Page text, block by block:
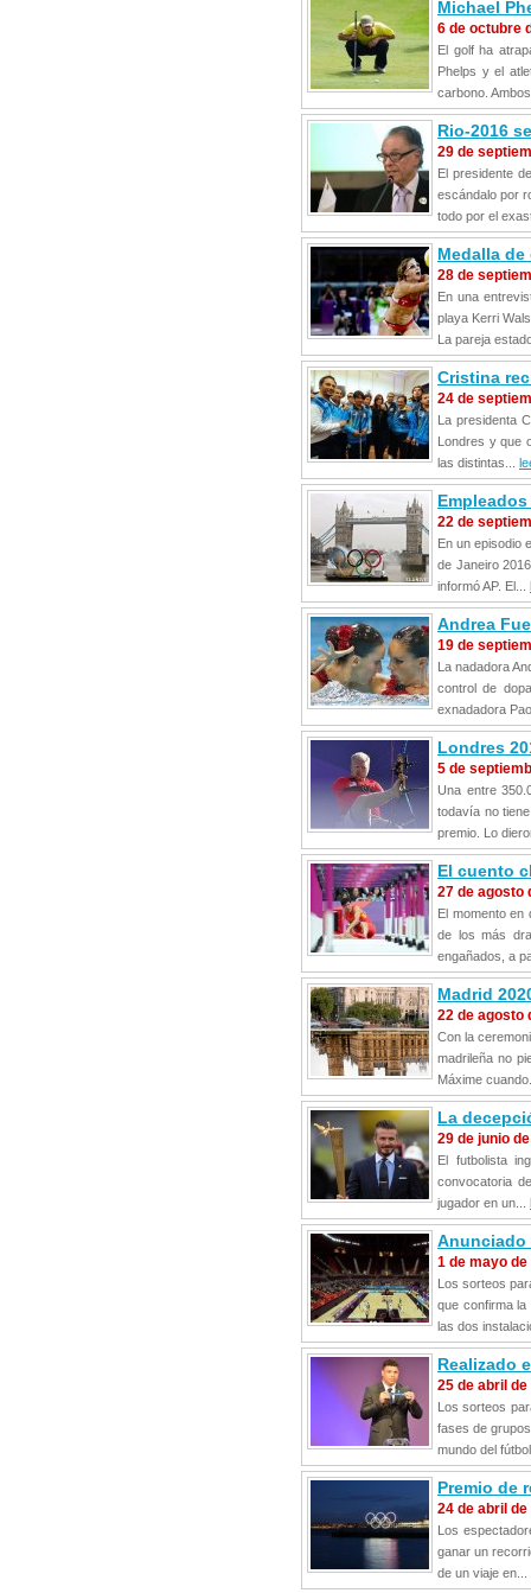
Michael
6 de octubre
El golf ha
Phelps y el
carbono.
Rio-2016
29 de
El presidente
escándalo por
todo por el
Medalla
28 de
En una
playa Kerri
La pareja
Cristina
24 de
La presidenta
Londres y que
las distintas...
22 de
En un episodio
de Janeiro
informó AP. El...
Andrea
19 de
La nadadora
control de
exnadadora
Londres
5 de
Una entre
todavía no
premio. Lo
El cuento
27 de agosto
El momento en
de los más
engañados, a
Madrid
22 de agosto
Con la
madrileña no
Máxime
La
29 de junio
El futbolista
convocatoria
jugador en un...
Anunciado
1 de mayo de
Los sorteos
que confirma
las dos
Realizado
25 de abril de
Los sorteos
fases de
mundo del
Premio de
24 de abril de
Los
ganar un
de un viaje en...